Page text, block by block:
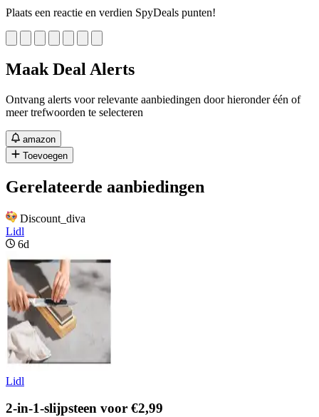
Plaats een reactie en verdien SpyDeals punten!
Maak Deal Alerts
Ontvang alerts voor relevante aanbiedingen door hieronder één of
meer trefwoorden te selecteren
amazon
Toevoegen
Gerelateerde aanbiedingen
Discount_diva
Lidl
6d
Lidl
2-in-1-slijpsteen voor €2,99